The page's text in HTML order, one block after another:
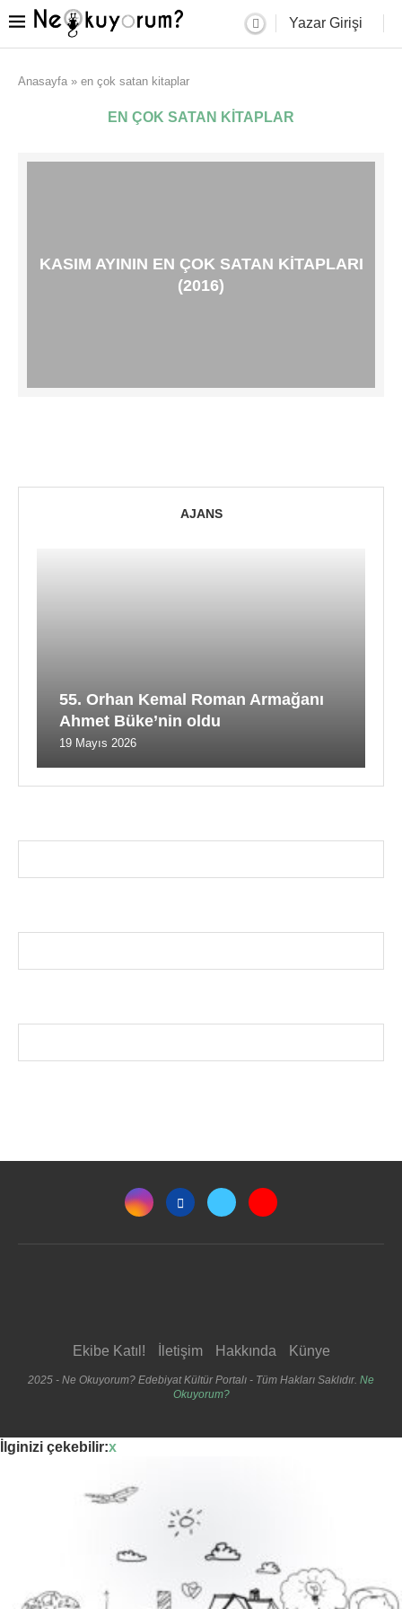
Yazar Girişi
Anasayfa » en çok satan kitaplar
EN ÇOK SATAN KITAPLAR
KASIM AYININ EN ÇOK SATAN KITAPLARI
(2016)
AJANS
55. Orhan Kemal Roman Armağanı
Ahmet Büke’nin oldu
19 Mayıs 2026
Ekibe Katıl! İletişim Hakkında Künye
2025 - Ne Okuyorum? Edebiyat Kültür Portalı - Tüm Hakları Saklıdır. Ne
Okuyorum?
İlginizi çekebilir:x